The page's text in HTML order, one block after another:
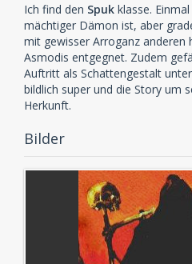
Ich find den Spuk klasse.
mächtiger Dämon ist, aber
mit gewisser Arroganz anderen
Asmodis entgegnet. Zudem
Auftritt als Schattengestalt
bildlich super und die Story um
Herkunft.
Bilder